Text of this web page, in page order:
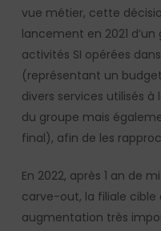
vue métier, cette
lancement en 2021
activités SI opérées
(représentant un
divers services utilisés à
du groupe mais
final), afin de les
En 2022, après 1 an de
carve-out, la filiale
augmentation très